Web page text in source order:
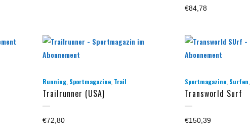
€84,78
Running, Sportmagazine, Trail
Trailrunner (USA)
€72,80
Sportmagazine, Surfen
Transworld Surf
€150,39